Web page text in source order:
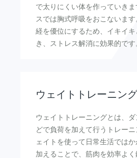
で太りにくい体を作っていき
スでは胸式呼吸をおこないま
経を優位にするため、イキイ
き、ストレス解消に効果的です。
ウェイトトレーニン
ウェイトトレーニングとは、
どで負荷を加えて行うトレー
ェイトを使って日常生活では
加えることで、筋肉を効率よ